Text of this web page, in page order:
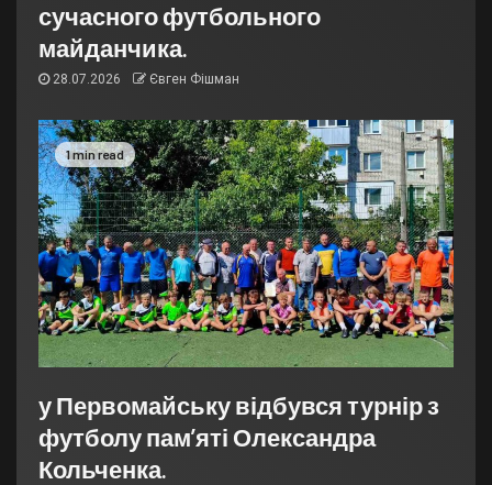
сучасного футбольного
майданчика.
28.07.2026 Євген Фішман
1 min read
у Первомайську відбувся турнір з
футболу пам’яті Олександра
Кольченка.